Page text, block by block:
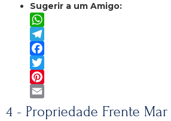
Sugerir a um Amigo:
WhatsApp
Telegram
Facebook
Twitter
Pinterest
Email
4 - Propriedade Frente